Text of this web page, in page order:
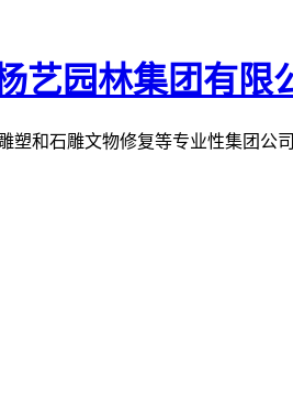
塑和石雕文物修复等专业性集团公司